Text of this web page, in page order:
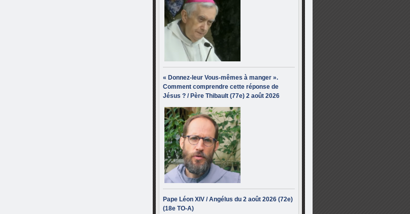
« Donnez-leur Vous-mêmes à manger ».
Comment comprendre cette réponse de
Jésus ? / Père Thibault (77e) 2 août 2026
Pape Léon XIV / Angélus du 2 août 2026 (72e)
(18e TO-A)